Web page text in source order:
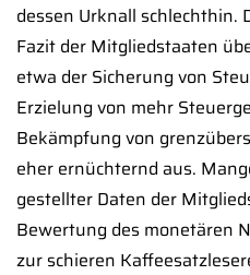
dessen Urknall schlechthin.
Fazit der Mitgliedstaaten
etwa der Sicherung von
Erzielung von mehr
Bekämpfung von
eher ernüchternd aus.
gestellter Daten der
Bewertung des monetären
zur schieren